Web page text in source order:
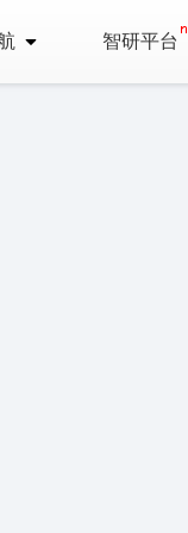
智研平台